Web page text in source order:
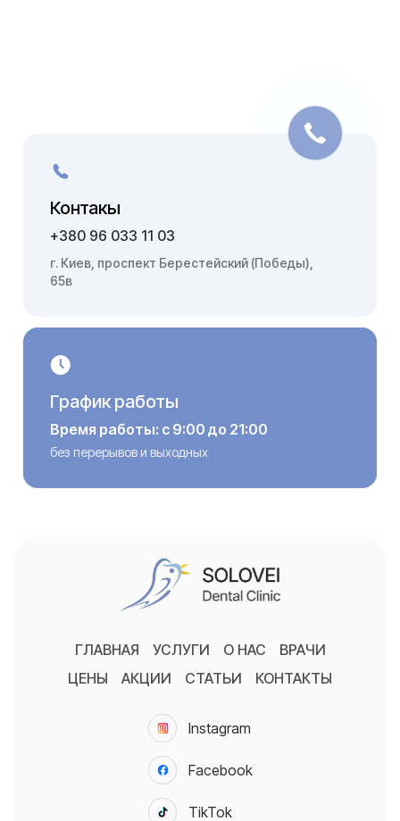
Контакы
+380 96 033 11 03
г. Киев, проспект Берестейский (Победы),
65в
График работы
Время работы: с 9:00 до 21:00
без перерывов и выходных
ГЛАВНАЯ УСЛУГИ О НАС
ВРАЧИ
ЦЕНЫ
АКЦИИ СТАТЬИ КОНТАКТЫ
Instagram
Facebook
TikTok